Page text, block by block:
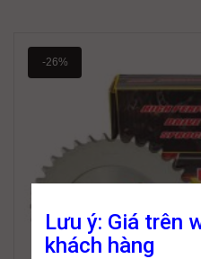
-26%
Lưu ý: Giá trên
khách hàng